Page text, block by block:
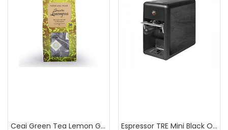
Ceai Green Tea Lemon Grass Espressor TRE Mini Black Oak